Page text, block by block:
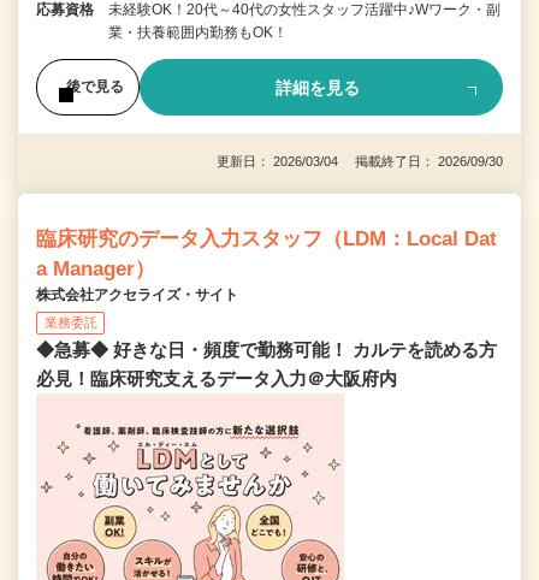
応募資格
未経験OK！20代～40代の女性スタッフ活躍中♪Wワーク・副
業・扶養範囲内勤務もOK！
後で見る 詳細を見る
更新日： 2026/03/04 掲載終了日： 2026/09/30
臨床研究のデータ入力スタッフ（LDM：Local Dat
a Manager）
株式会社アクセライズ・サイト
業務委託
◆急募◆ 好きな日・頻度で勤務可能！ カルテを読める方
必見！臨床研究支えるデータ入力＠大阪府内